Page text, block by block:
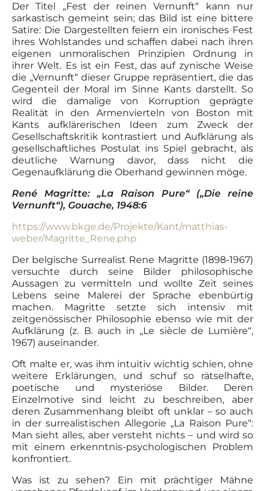
Der Titel „Fest der reinen Vernunft“ kann nur
sarkastisch gemeint sein; das Bild ist eine bittere
Satire: Die Dargestellten feiern ein ironisches Fest
ihres Wohlstandes und schaffen dabei nach ihren
eigenen unmoralischen Prinzipien Ordnung in
ihrer Welt. Es ist ein Fest, das auf zynische Weise
die „Vernunft“ dieser Gruppe repräsentiert, die das
Gegenteil der Moral im Sinne Kants darstellt. So
wird die damalige von Korruption geprägte
Realität in den Armenvierteln von Boston mit
Kants aufklärerischen Ideen zum Zweck der
Gesellschaftskritik kontrastiert und Aufklärung als
gesellschaftliches Postulat ins Spiel gebracht, als
deutliche Warnung davor, dass nicht die
Gegenaufklärung die Oberhand gewinnen möge.
René Magritte: „La Raison Pure“ („Die reine
Vernunft“), Gouache, 1948:6
https://www.bkge.de/Projekte/Kant/matthias-
weber/Magritte_Rene.php
Der belgische Surrealist Rene Magritte (1898-1967)
versuchte durch seine Bilder philosophische
Aussagen zu vermitteln und wollte Zeit seines
Lebens seine Malerei der Sprache ebenbürtig
machen. Magritte setzte sich intensiv mit
zeitgenössischer Philosophie ebenso wie mit der
Aufklärung (z. B. auch in „Le siècle de Lumière“,
1967) auseinander.
Oft malte er, was ihm intuitiv wichtig schien, ohne
weitere Erklärungen, und schuf so rätselhafte,
poetische und mysteriöse Bilder. Deren
Einzelmotive sind leicht zu beschreiben, aber
deren Zusammenhang bleibt oft unklar – so auch
in der surrealistischen Allegorie „La Raison Pure“:
Man sieht alles, aber versteht nichts – und wird so
mit einem erkenntnis-psychologischen Problem
konfrontiert.
Was ist zu sehen? Ein mit prächtiger Mähne